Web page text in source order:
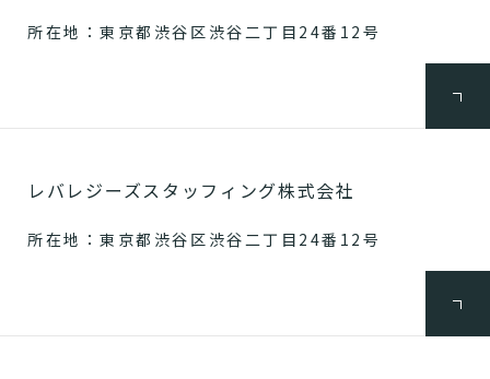
所在地：東京都渋谷区渋谷二丁目24番12号
レバレジーズスタッフィング株式会社
所在地：東京都渋谷区渋谷二丁目24番12号